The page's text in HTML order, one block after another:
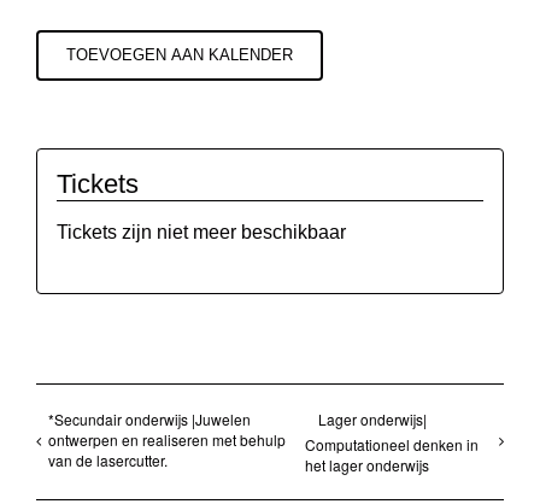
TOEVOEGEN AAN KALENDER
Tickets
Tickets zijn niet meer beschikbaar
*Secundair onderwijs |Juwelen
ontwerpen en realiseren met behulp
van de lasercutter.
Lager onderwijs|
Computationeel denken in
het lager onderwijs